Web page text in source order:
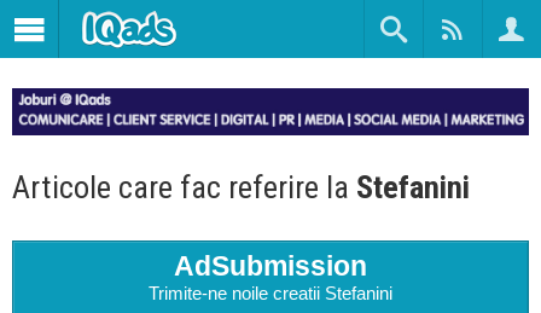
Articole care fac referire la Stefanini
AdSubmission
Trimite-ne noile creatii Stefanini